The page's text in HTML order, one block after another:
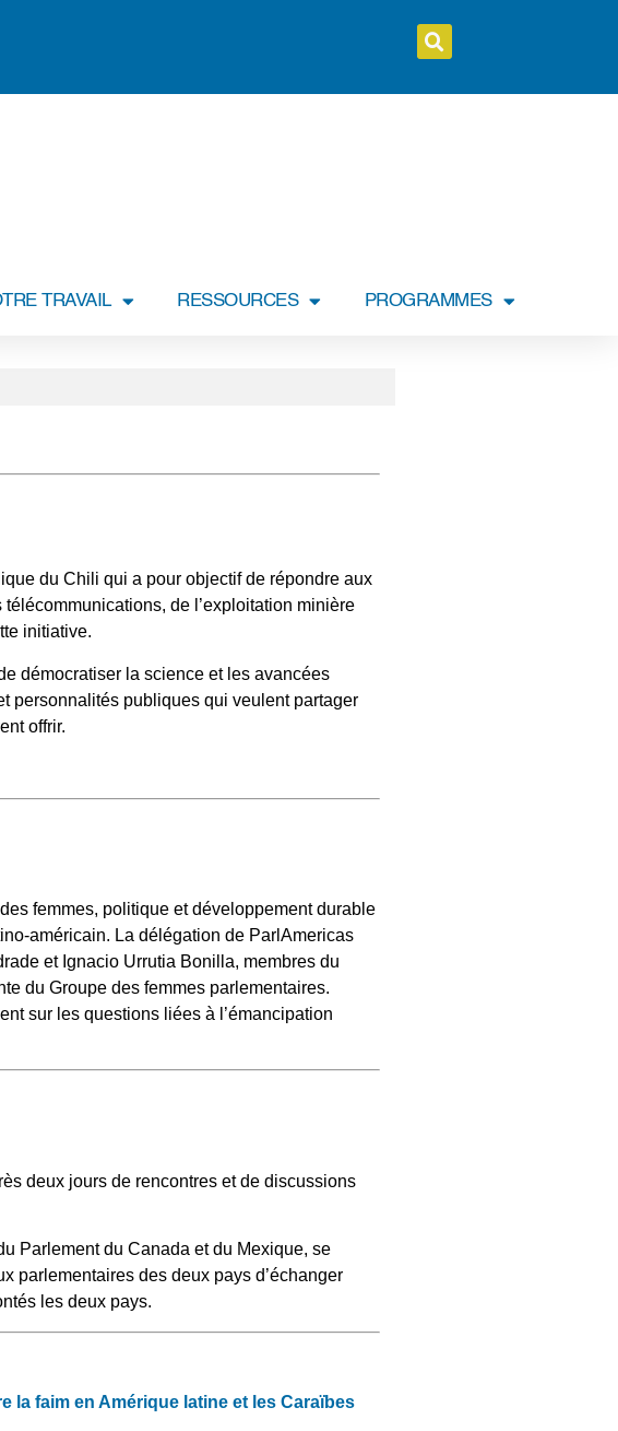
TRAVAIL RESSOURCES PROGRAMMES
du Chili qui a pour objectif de répondre aux
de l’exploitation minière
initiative.
démocratiser la science et les avancées
personnalités publiques qui veulent partager
offrir.
femmes, politique et développement durable
américain. La délégation de ParlAmericas
et Ignacio Urrutia Bonilla, membres du
du Groupe des femmes parlementaires.
sur les questions liées à l’émancipation
deux jours de rencontres et de discussions
Parlement du Canada et du Mexique, se
parlementaires des deux pays d’échanger
les deux pays.
la faim en Amérique latine et les Caraïbes